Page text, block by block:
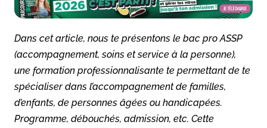
Dans cet article, nous te présentons le bac pro ASSP
(accompagnement, soins et service à la personne),
une formation professionnalisante te permettant de te
spécialiser dans l’accompagnement de familles,
d’enfants, de personnes âgées ou handicapées.
Programme, débouchés, admission, etc. Cette